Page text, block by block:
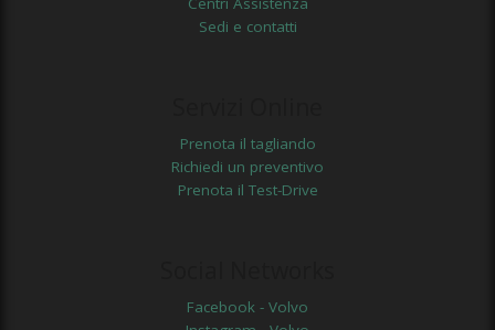
Sedi e contatti
Prenota il tagliando
Richiedi un preventivo
Prenota il Test-Drive
Facebook - Volvo